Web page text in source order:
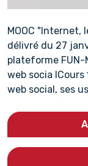
MOOC "Internet,
délivré du 27
plateforme FUN-
web socia lCours
web social, ses